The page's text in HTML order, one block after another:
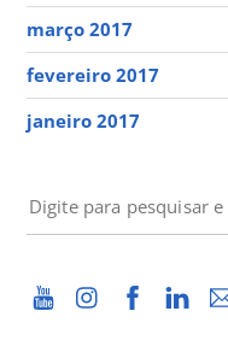
março 2017
fevereiro 2017
janeiro 2017
PESQUISAR